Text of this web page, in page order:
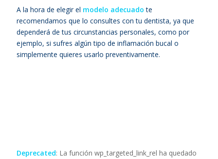
A la hora de elegir el modelo adecuado te
recomendamos que lo consultes con tu dentista, ya que
dependerá de tus circunstancias personales, como por
ejemplo, si sufres algún tipo de inflamación bucal o
simplemente quieres usarlo preventivamente.
Deprecated: La función wp_targeted_link_rel ha quedado